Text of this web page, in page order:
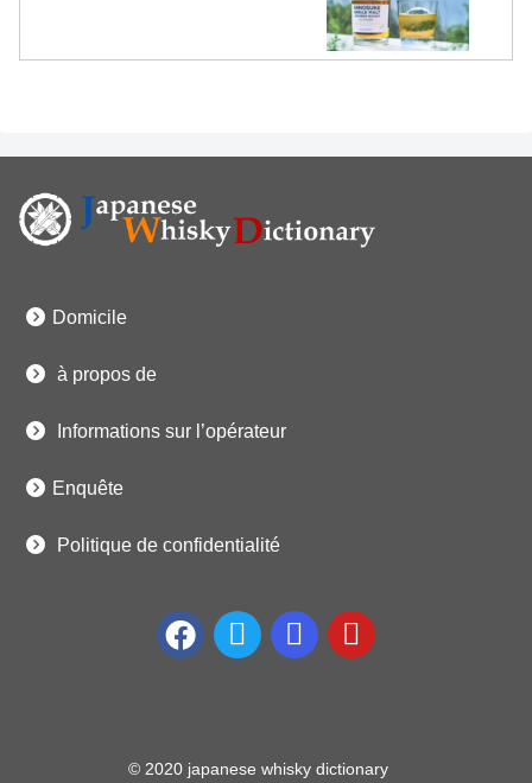
Domicile
à propos de
Informations sur l’opérateur
Enquête
Politique de confidentialité
© 2020 japanese whisky dictionary